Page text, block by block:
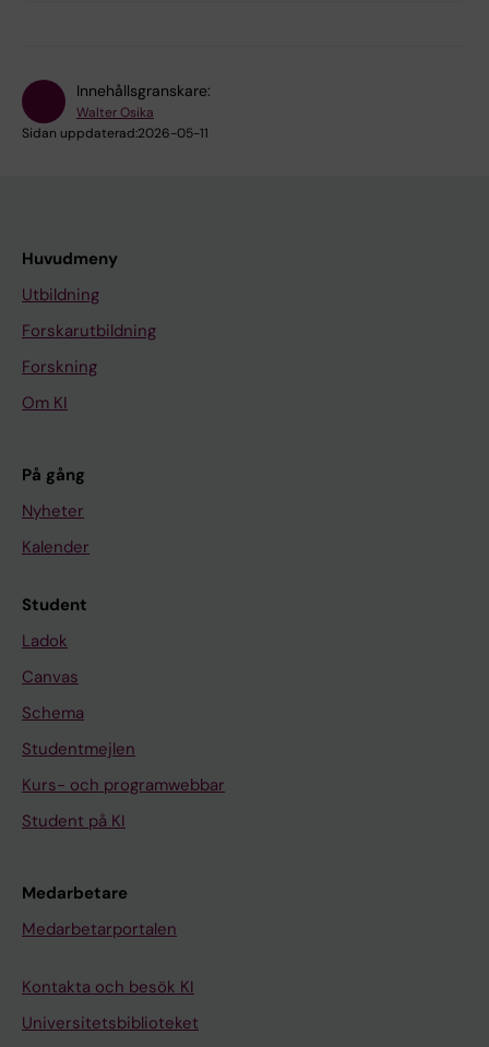
Innehållsgranskare:
Walter Osika
Sidan uppdaterad:2026-05-11
Huvudmeny
Utbildning
Forskarutbildning
Forskning
Om KI
På gång
Nyheter
Kalender
Student
Ladok
Canvas
Schema
Studentmejlen
Kurs- och programwebbar
Student på KI
Medarbetare
Medarbetarportalen
Kontakta och besök KI
Universitetsbiblioteket